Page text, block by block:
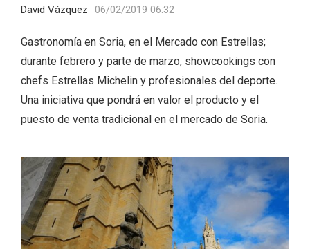
David Vázquez 06/02/2019 06:32
Gastronomía en Soria, en el Mercado con Estrellas;
durante febrero y parte de marzo, showcookings con
chefs Estrellas Michelin y profesionales del deporte.
Una iniciativa que pondrá en valor el producto y el
puesto de venta tradicional en el mercado de Soria.